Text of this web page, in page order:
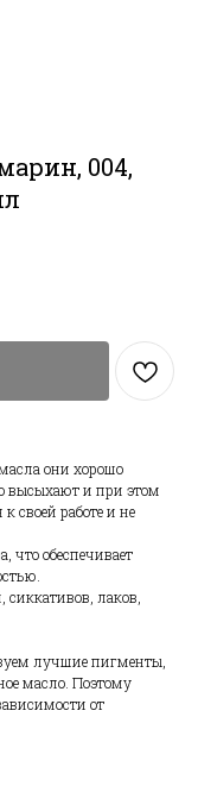
004,
они хорошо
высыхают и при этом
своей работе и не
что обеспечивает
сиккативов, лаков,
лучшие пигменты,
масло. Поэтому
от